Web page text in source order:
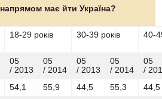
має йти Україна?
18-29 років 30-39 років 40-
05
/ 2013
05
/ 2014
05
/ 2013
05
/ 2014
05
/
54,1 55,9 44,5 55,3
44,5